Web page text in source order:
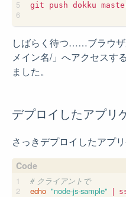
git push dokku
しばらく待つ……ブラウ
メイン名/」へアクセスす
ました。
デプロイしたアプリ
さっきデプロイしたアプ
# クライアントで
echo "node-js-sample" |